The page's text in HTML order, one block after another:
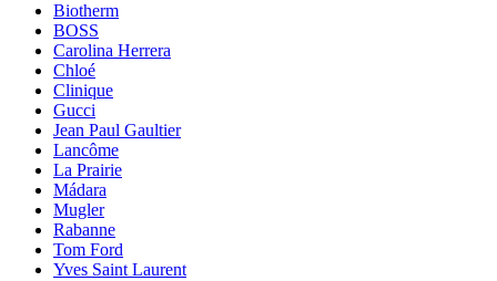
Biotherm
BOSS
Carolina Herrera
Chloé
Clinique
Gucci
Jean Paul Gaultier
Lancôme
La Prairie
Mádara
Mugler
Rabanne
Tom Ford
Yves Saint Laurent